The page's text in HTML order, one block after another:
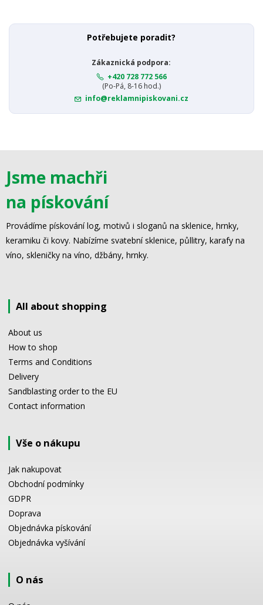
Potřebujete poradit?
Zákaznická podpora:
+420 728 772 566
(Po-Pá, 8-16 hod.)
info@reklamnipiskovani.cz
Jsme machři
na pískování
Provádíme pískování log, motivů i sloganů na sklenice, hrnky,
keramiku či kovy. Nabízíme svatební sklenice, půllitry, karafy na
víno, skleničky na víno, džbány, hrnky.
All about shopping
About us
How to shop
Terms and Conditions
Delivery
Sandblasting order to the EU
Contact information
Vše o nákupu
Jak nakupovat
Obchodní podmínky
GDPR
Doprava
Objednávka pískování
Objednávka vyšívání
O nás